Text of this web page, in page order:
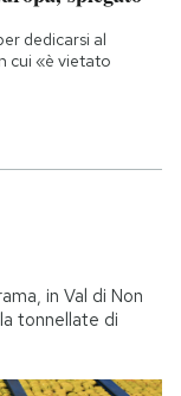
dedicarsi al
cui «è vietato
in Val di Non
tonnellate di